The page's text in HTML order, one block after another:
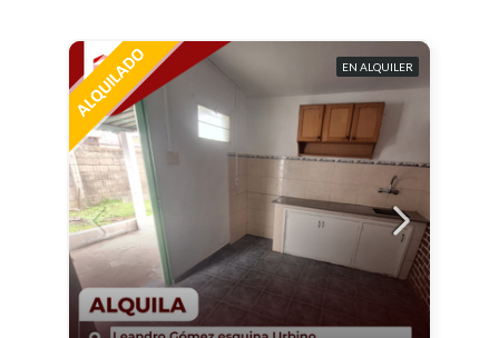
EN ALQUILER